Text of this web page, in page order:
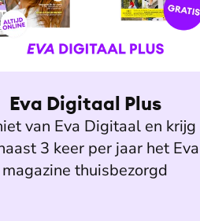
Eva Digitaal Plus
van Eva Digitaal en krijg
3 keer per jaar het
magazine thuisbezorgd